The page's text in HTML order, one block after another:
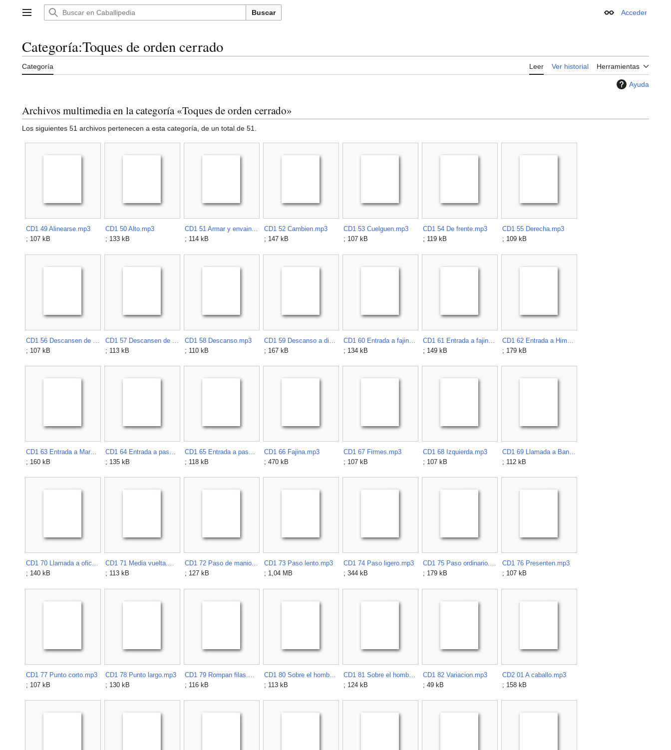
Menú principal Buscar Apariencia
Acceder
Categoría:Toques de orden cerrado
Categoría Leer Ver historial Herramientas
Ayuda
Archivos multimedia en la categoría «Toques de orden cerrado»
Los siguientes 51 archivos pertenecen a esta categoría, de un total de 51.
CD1 49 Alinearse.mp3
; 107 kB
CD1 50 Alto.mp3
; 133 kB
CD1 51 Armar y envainar.mp3
; 114 kB
CD1 52 Cambien.mp3
; 147 kB
CD1 53 Cuelguen.mp3
; 107 kB
CD1 54 De frente.mp3
; 119 kB
CD1 55 Derecha.mp3
; 109 kB
; 107 kB
; 113 kB
CD1 58 Descanso.mp3
; 110 kB
; 167 kB
; 134 kB
; 149 kB
; 179 kB
; 160 kB
; 135 kB
; 118 kB
CD1 66 Fajina.mp3
; 470 kB
CD1 67 Firmes.mp3
; 107 kB
CD1 68 Izquierda.mp3
; 107 kB
; 112 kB
CD1 70 Llamada a oficiales.mp3
; 140 kB
CD1 71 Media vuelta.mp3
; 113 kB
CD1 72 Paso de maniobra.mp3
; 127 kB
CD1 73 Paso lento.mp3
; 1,04 MB
CD1 74 Paso ligero.mp3
; 344 kB
CD1 75 Paso ordinario.mp3
; 179 kB
CD1 76 Presenten.mp3
; 107 kB
CD1 77 Punto corto.mp3
; 107 kB
CD1 78 Punto largo.mp3
; 130 kB
; 116 kB
; 113 kB
; 124 kB
CD1 82 Variacion.mp3
; 49 kB
CD2 01 A caballo.mp3
; 158 kB